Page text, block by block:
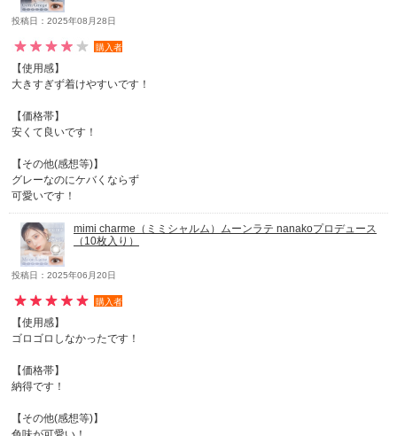
投稿日：2025年08月28日
購入者
【使用感】
大きすぎず着けやすいです！
【価格帯】
安くて良いです！
【その他(感想等)】
グレーなのにケバくならず
可愛いです！
mimi charme（ミミシャルム）ムーンラテ nanakoプロデュース
（10枚入り）
投稿日：2025年06月20日
購入者
【使用感】
ゴロゴロしなかったです！
【価格帯】
納得です！
【その他(感想等)】